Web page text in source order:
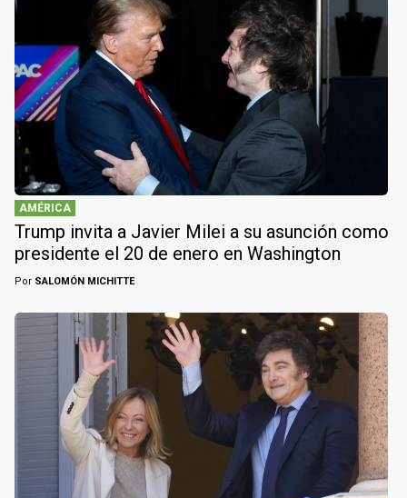
AMÉRICA
Trump invita a Javier Milei a su asunción como
presidente el 20 de enero en Washington
Por SALOMÓN MICHITTE